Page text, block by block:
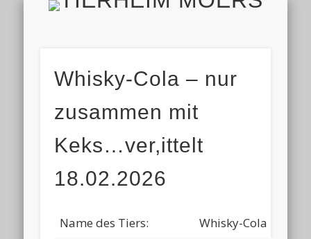
HOME
AKTUELL
ALLE TIERE
HELFEN
TIERHEIM & VEREIN
VIELEN DANK!
IMPRESSUM & DATENSCHUTZ
FINDEFIX
Whisky-Cola – nur
zusammen mit
Keks…ver,ittelt
18.02.2026
Name des Tiers:
Whisky-Cola